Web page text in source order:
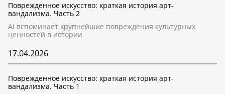
Поврежденное искусство: краткая история арт-
вандализма. Часть 2
AI вспоминает крупнейшие повреждения культурных
ценностей в истории
17.04.2026
Поврежденное искусство: краткая история арт-
вандализма. Часть 1